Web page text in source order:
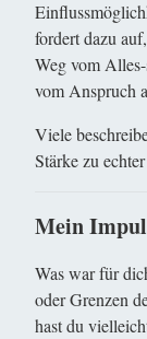
fordert dazu
Weg vom
vom Anspruch
Viele
Stärke zu
Mein
Was war für
oder Grenzen
hast du